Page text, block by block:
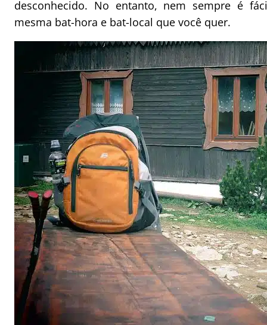
desconhecido. No entanto, nem sempre é
mesma bat-hora e bat-local que você quer.